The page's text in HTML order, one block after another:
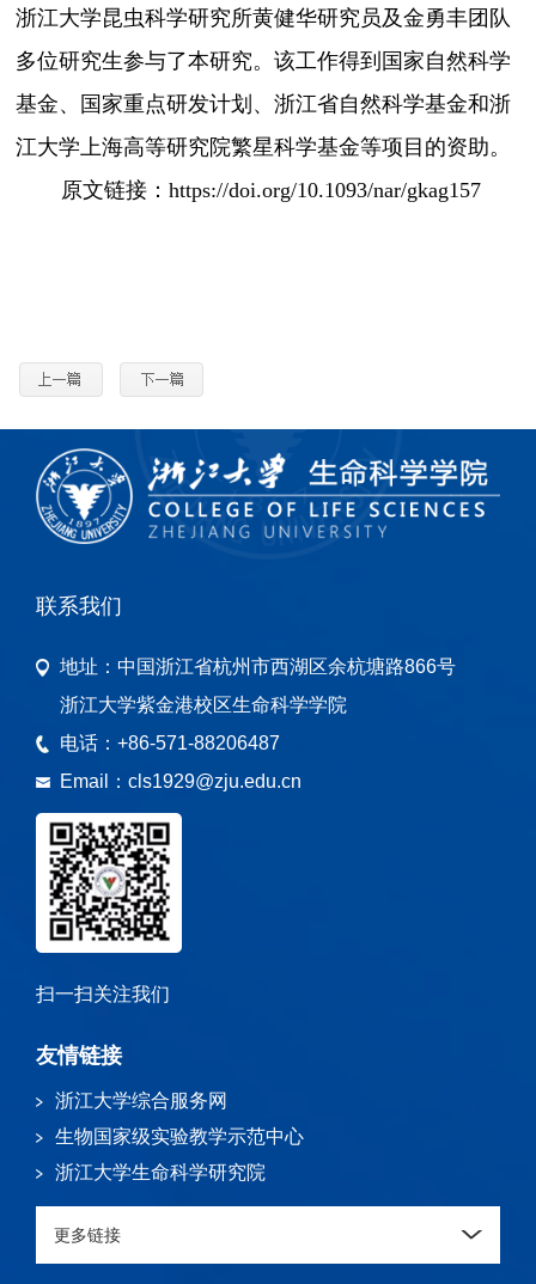
浙江大学昆虫科学研究所黄健华研究员及金勇丰团队
多位研究生参与了本研究。该工作得到国家自然科学
基金、国家重点研发计划、浙江省自然科学基金和浙
江大学上海高等研究院繁星科学基金等项目的资助。
原文链接： https://doi.org/10.1093/nar/gkag157
联系我们
地址： 中国浙江省杭州市西湖区余杭塘路866号
浙江大学紫金港校区生命科学学院
电话： +86-571-88206487
Email： cls1929@zju.edu.cn
扫一扫关注我们
友情链接
浙江大学综合服务网
生物国家级实验教学示范中心
浙江大学生命科学研究院
更多链接